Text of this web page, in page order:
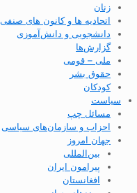
زنان
اتحادیه ها و کانون های صنفی
دانشجویی و دانش‌آموزی
گزارش‌ها
ملی – قومی
حقوق بشر
کودکان
سیاست
مسائل چپ
احزاب و سازمان‌های سیاسی
جهان امروز
بین‌المللی
پیرامون ایران
افغانستان